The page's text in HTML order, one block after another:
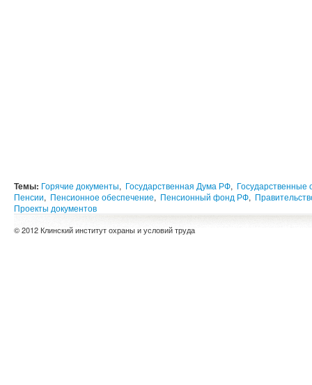
Темы: Горячие документы, Государственная Дума РФ, Государственные
Пенсии, Пенсионное обеспечение, Пенсионный фонд РФ,
Проекты документов
© 2012 Клинский институт охраны и условий труда